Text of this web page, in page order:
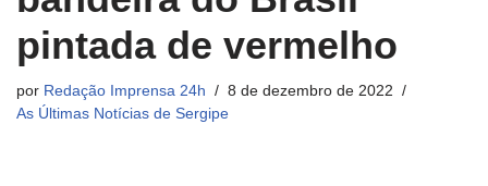
pintada de vermelho
por Redação Imprensa 24h
8 de dezembro de 2022
As Últimas Notícias de Sergipe